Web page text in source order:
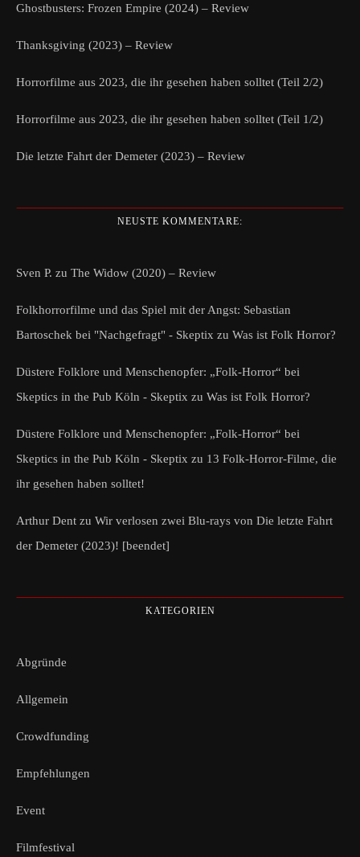
Ghostbusters: Frozen Empire (2024) – Review
Thanksgiving (2023) – Review
Horrorfilme aus 2023, die ihr gesehen haben solltet (Teil 2/2)
Horrorfilme aus 2023, die ihr gesehen haben solltet (Teil 1/2)
Die letzte Fahrt der Demeter (2023) – Review
NEUSTE KOMMENTARE:
Sven P. zu The Widow (2020) – Review
Folkhorrorfilme und das Spiel mit der Angst: Sebastian
Bartoschek bei "Nachgefragt" - Skeptix zu Was ist Folk Horror?
Düstere Folklore und Menschenopfer: „Folk-Horror“ bei
Skeptics in the Pub Köln - Skeptix zu Was ist Folk Horror?
Düstere Folklore und Menschenopfer: „Folk-Horror“ bei
Skeptics in the Pub Köln - Skeptix zu 13 Folk-Horror-Filme, die
ihr gesehen haben solltet!
Arthur Dent zu Wir verlosen zwei Blu-rays von Die letzte Fahrt
der Demeter (2023)! [beendet]
KATEGORIEN
Abgründe
Allgemein
Crowdfunding
Empfehlungen
Event
Filmfestival